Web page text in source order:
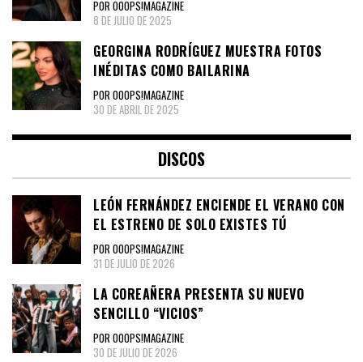
POR OOOPS!MAGAZINE
8 DE JULIO DE 2025
GEORGINA RODRÍGUEZ MUESTRA FOTOS
INÉDITAS COMO BAILARINA
POR OOOPS!MAGAZINE
30 DE ABRIL DE 2025
DISCOS
LEÓN FERNÁNDEZ ENCIENDE EL VERANO CON
EL ESTRENO DE SOLO EXISTES TÚ
POR OOOPS!MAGAZINE
31 DE JULIO DE 2026
LA COREAÑERA PRESENTA SU NUEVO
SENCILLO “VICIOS”
POR OOOPS!MAGAZINE
30 DE JULIO DE 2026